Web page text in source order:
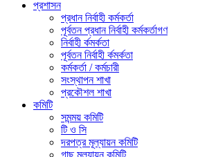
প্রশাসন
প্রধান নির্বাহী কর্মকর্তা
পূর্বতন প্রধান নির্বাহী কর্মকর্তাগণ
নির্বাহী র্কমর্কতা
পূর্বতন নির্বাহী র্কমর্কতা
কর্মকর্তা / কর্মচারী
সংস্থাপন শাখা
প্রকৌশল শাখা
কমিটি
সমন্ময় কমিটি
টি ও সি
দরপত্র মূল্যায়ন কমিটি
গাছ মূল্যায়ন কমিটি